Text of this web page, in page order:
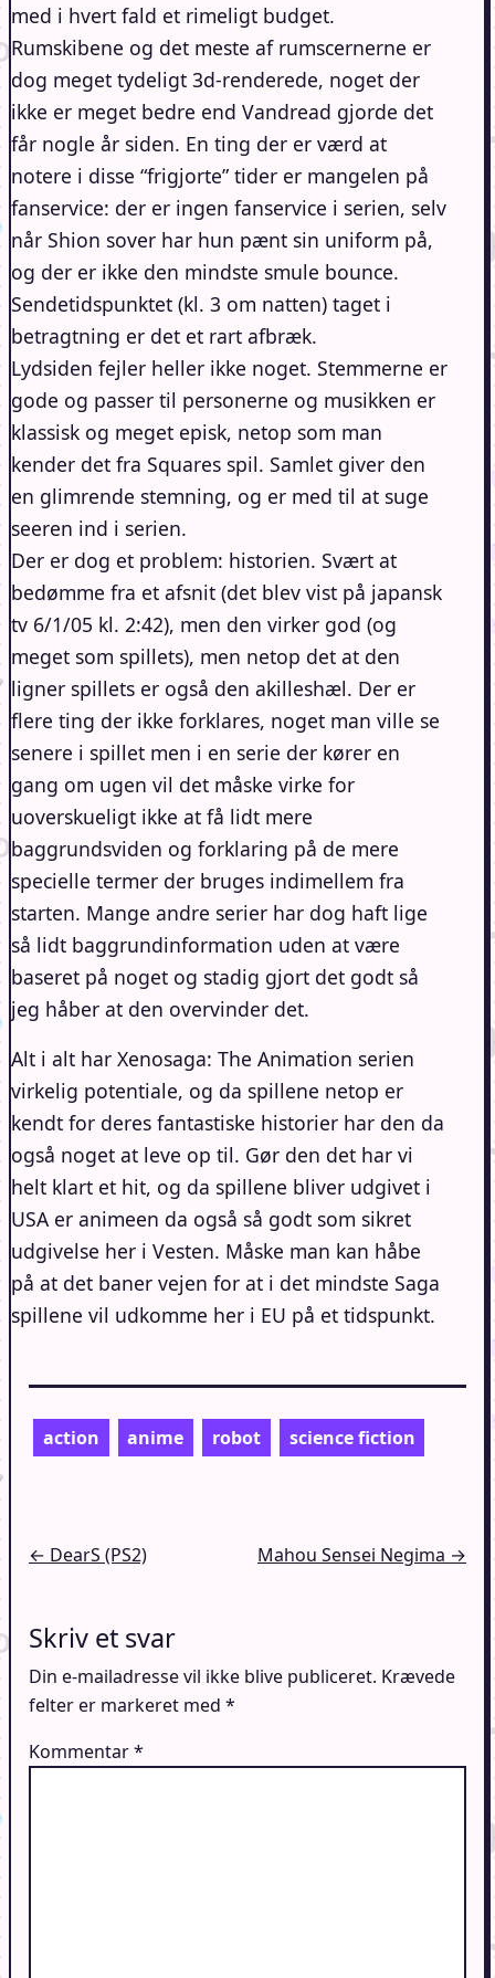
med i hvert fald et rimeligt budget.
Rumskibene og det meste af rumscernerne er
dog meget tydeligt 3d-renderede, noget der
ikke er meget bedre end Vandread gjorde det
får nogle år siden. En ting der er værd at
notere i disse “frigjorte” tider er mangelen på
fanservice: der er ingen fanservice i serien, selv
når Shion sover har hun pænt sin uniform på,
og der er ikke den mindste smule bounce.
Sendetidspunktet (kl. 3 om natten) taget i
betragtning er det et rart afbræk.
Lydsiden fejler heller ikke noget. Stemmerne er
gode og passer til personerne og musikken er
klassisk og meget episk, netop som man
kender det fra Squares spil. Samlet giver den
en glimrende stemning, og er med til at suge
seeren ind i serien.
Der er dog et problem: historien. Svært at
bedømme fra et afsnit (det blev vist på japansk
tv 6/1/05 kl. 2:42), men den virker god (og
meget som spillets), men netop det at den
ligner spillets er også den akilleshæl. Der er
flere ting der ikke forklares, noget man ville se
senere i spillet men i en serie der kører en
gang om ugen vil det måske virke for
uoverskueligt ikke at få lidt mere
baggrundsviden og forklaring på de mere
specielle termer der bruges indimellem fra
starten. Mange andre serier har dog haft lige
så lidt baggrundinformation uden at være
baseret på noget og stadig gjort det godt så
jeg håber at den overvinder det.
Alt i alt har Xenosaga: The Animation serien
virkelig potentiale, og da spillene netop er
kendt for deres fantastiske historier har den da
også noget at leve op til. Gør den det har vi
helt klart et hit, og da spillene bliver udgivet i
USA er animeen da også så godt som sikret
udgivelse her i Vesten. Måske man kan håbe
på at det baner vejen for at i det mindste Saga
spillene vil udkomme her i EU på et tidspunkt.
action anime robot science fiction
Indlægsnavigation
← DearS (PS2) Mahou Sensei Negima →
Skriv et svar
Din e-mailadresse vil ikke blive publiceret. Krævede
felter er markeret med *
Kommentar*